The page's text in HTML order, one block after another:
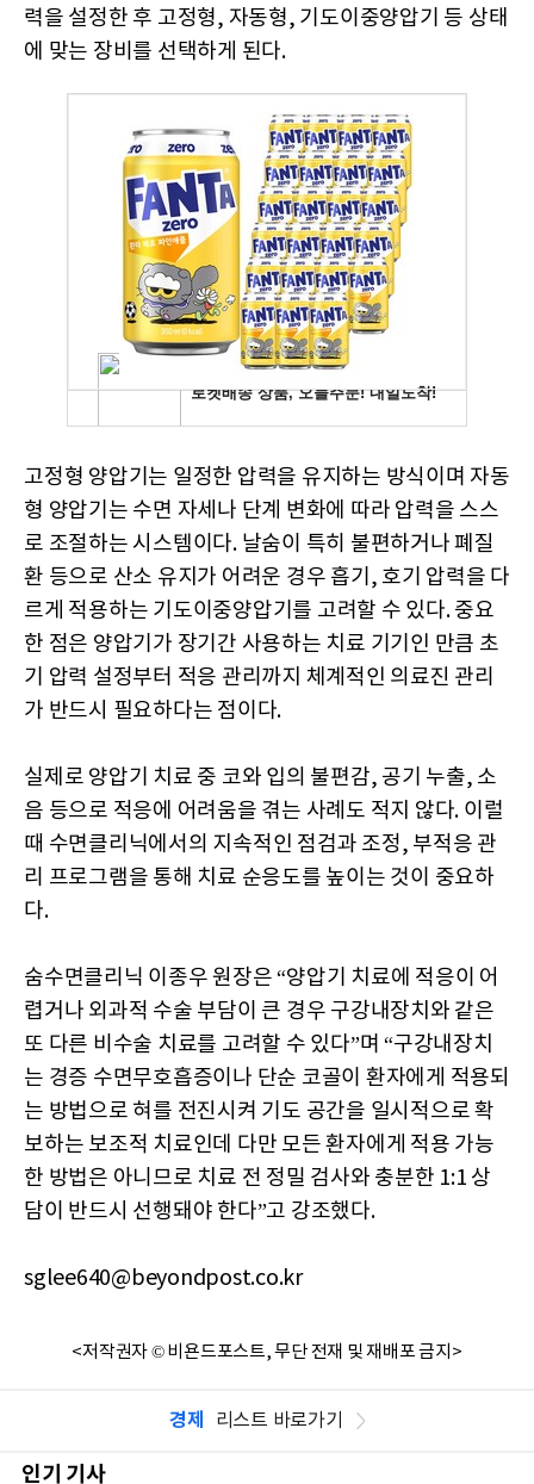
력을 설정한 후 고정형, 자동형, 기도이중양압기 등 상태
에 맞는 장비를 선택하게 된다.
고정형 양압기는 일정한 압력을 유지하는 방식이며 자동
형 양압기는 수면 자세나 단계 변화에 따라 압력을 스스
로 조절하는 시스템이다. 날숨이 특히 불편하거나 폐질
환 등으로 산소 유지가 어려운 경우 흡기, 호기 압력을 다
르게 적용하는 기도이중양압기를 고려할 수 있다. 중요
한 점은 양압기가 장기간 사용하는 치료 기기인 만큼 초
기 압력 설정부터 적응 관리까지 체계적인 의료진 관리
가 반드시 필요하다는 점이다.
실제로 양압기 치료 중 코와 입의 불편감, 공기 누출, 소
음 등으로 적응에 어려움을 겪는 사례도 적지 않다. 이럴
때 수면클리닉에서의 지속적인 점검과 조정, 부적응 관
리 프로그램을 통해 치료 순응도를 높이는 것이 중요하
다.
숨수면클리닉 이종우 원장은 “양압기 치료에 적응이 어
렵거나 외과적 수술 부담이 큰 경우 구강내장치와 같은
또 다른 비수술 치료를 고려할 수 있다”며 “구강내장치
는 경증 수면무호흡증이나 단순 코골이 환자에게 적용되
는 방법으로 혀를 전진시켜 기도 공간을 일시적으로 확
보하는 보조적 치료인데 다만 모든 환자에게 적용 가능
한 방법은 아니므로 치료 전 정밀 검사와 충분한 1:1 상
담이 반드시 선행돼야 한다”고 강조했다.
sglee640@beyondpost.co.kr
<저작권자 © 비욘드포스트, 무단 전재 및 재배포 금지>
경제 리스트 바로가기
인기 기사